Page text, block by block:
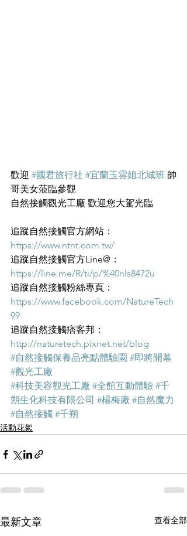
歡迎 #國君旅行社 #宜蘭玉雲姐北城班 帥
哥美女蒞臨參觀
自然接觸觀光工廠 歡迎您大駕光臨
追蹤自然接觸官方網站：
https://www.ntnt.com.tw/
追蹤自然接觸官方Line@：
https://line.me/R/ti/p/%40nls8472u
追蹤自然接觸粉絲專頁：
https://www.facebook.com/NatureTech
99
追蹤自然接觸痞客邦：
http://naturetech.pixnet.net/blog
#自然接觸保養品亮點體驗園 #即將開幕
#觀光工廠
#科技美容觀光工廠 #全館互動體驗 #千
朔生化科技有限公司 #楊梅廠 #自然魔力
#自然接觸 #千朔
活動花絮
最新文章 查看全部